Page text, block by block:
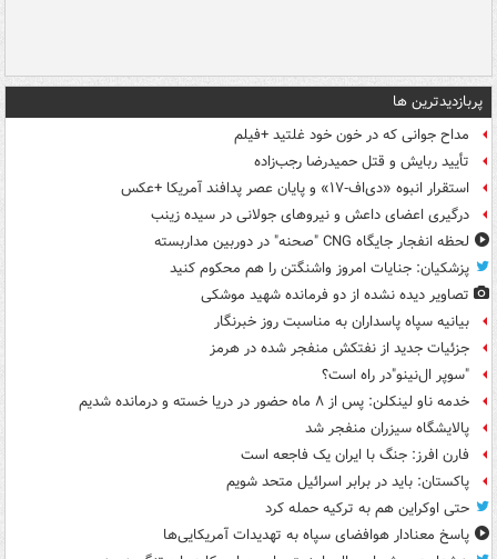
پربازدیدترین ها
مداح جوانی که در خون خود غلتید +فیلم
تأیید ربایش و قتل حمیدرضا رجب‌زاده
استقرار انبوه «دی‌اف‑۱۷» و پایان عصر پدافند آمریکا +عکس
درگیری اعضای داعش و نیروهای جولانی در سیده زینب
لحظه انفجار جایگاه CNG "صحنه" در دوربین مداربسته
پزشکیان: جنایات امروز واشنگتن را هم محکوم کنید
تصاویر دیده‌ نشده از دو فرمانده شهید موشکی
بیانیه سپاه پاسداران به مناسبت روز خبرنگار
جزئیات جدید از نفتکش منفجر شده در هرمز
"سوپر ال‌نینو"در راه است؟
خدمه ناو لینکلن: پس از ۸ ماه حضور در دریا خسته و درمانده‌ شدیم
پالایشگاه سیزران منفجر شد
فارن افرز: جنگ با ایران یک فاجعه است
پاکستان: باید در برابر اسرائیل متحد شویم
حتی اوکراین هم به ترکیه حمله کرد
پاسخ معنادار هوافضای سپاه به تهدیدات آمریکایی‌ها